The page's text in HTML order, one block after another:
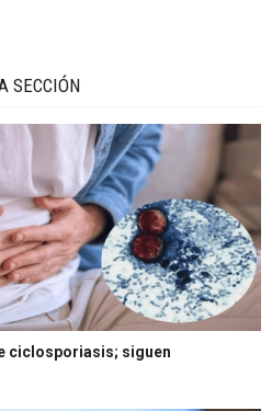
SECCIÓN
ciclosporiasis; siguen